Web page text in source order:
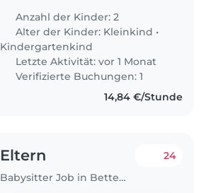
Anzahl der Kinder: 2
Alter der Kinder: Kleinkind •
Kindergartenkind
Letzte Aktivität: vor 1 Monat
Verifizierte Buchungen: 1
14,84 €/Stunde
Eltern
Babysitter Job in Bettemburg
24